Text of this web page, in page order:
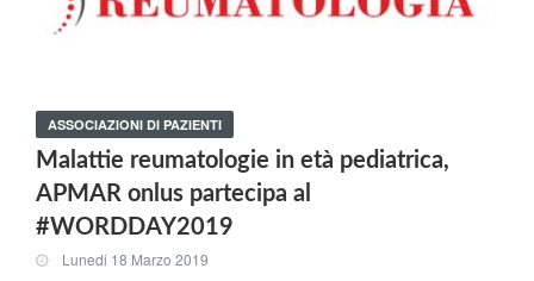
ASSOCIAZIONI DI PAZIENTI
Malattie reumatologie in età pediatrica,
APMAR onlus partecipa al
#WORDDAY2019
Lunedi 18 Marzo 2019